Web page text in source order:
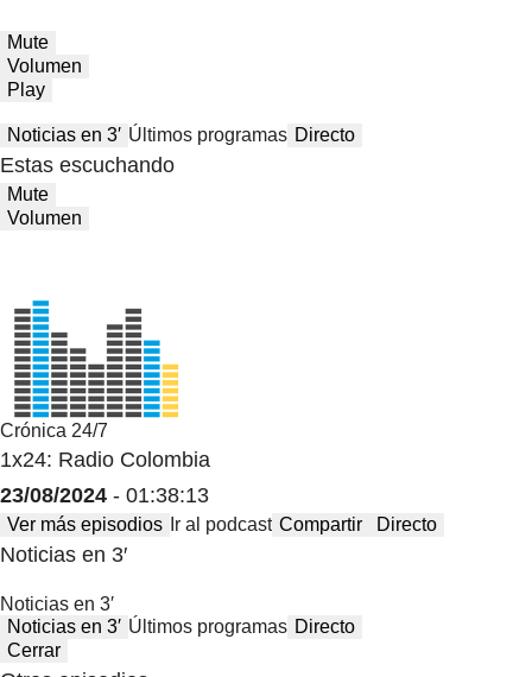
Mute
Volumen
Play
Noticias en 3′ Últimos programas Directo
Estas escuchando
Mute
Volumen
Crónica 24/7
1x24: Radio Colombia
23/08/2024 - 01:38:13
Ver más episodios Ir al podcast Compartir Directo
Noticias en 3′
Noticias en 3′
Noticias en 3′ Últimos programas Directo
Cerrar